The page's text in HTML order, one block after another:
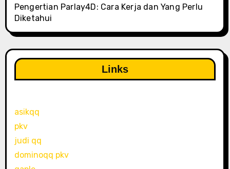
Pengertian Parlay4D: Cara Kerja dan Yang Perlu
Diketahui
Links
asikqq
pkv
judi qq
dominoqq pkv